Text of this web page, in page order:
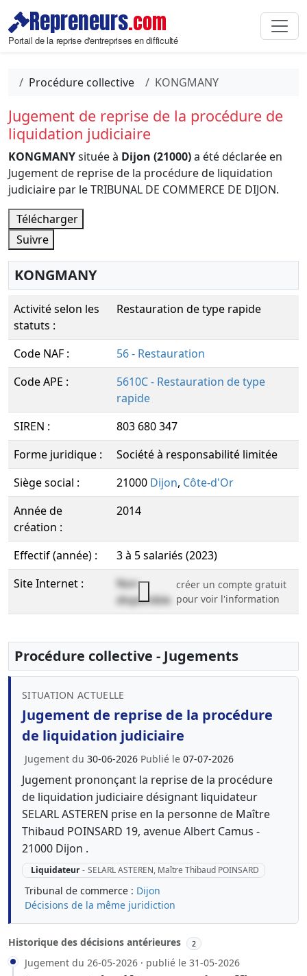
Repreneurs.com
Portail de la reprise d'entreprises en difficulté
Procédure collective KONGMANY
Jugement de reprise de la procédure de
liquidation judiciaire
KONGMANYsituée à Dijon (21000)a été déclarée en
Jugement de reprise de la procédure de liquidation
judiciaire par le TRIBUNAL DE COMMERCE DE DIJON.
Télécharger
Suivre
KONGMANY
Activité selon les
statuts :
Restauration de type rapide
Code NAF :
56 - Restauration
Code APE :
5610C - Restauration de type
rapide
SIREN :
803 680 347
Forme juridique :
Société à responsabilité limitée
Siège social :
21000 Dijon, Côte-d'Or
Année de
création :
2014
Effectif (année) :
3 à 5 salariés (2023)
Site Internet :
Non
disponible
créer un compte gratuit
pour voir l'information
Procédure collective - Jugements
SITUATION ACTUELLE
Jugement de reprise de la procédure
de liquidation judiciaire
Jugement du 30-06-2026 Publié le 07-07-2026
Jugement prononçant la reprise de la procédure
de liquidation judiciaire désignant liquidateur
SELARL ASTEREN prise en la personne de Maître
Thibaud POINSARD 19, avenue Albert Camus -
21000 Dijon .
Liquidateur - SELARL ASTEREN, Maître Thibaud POINSARD
Tribunal de commerce : Dijon
Décisions de la même juridiction
Historique des décisions antérieures 2
Jugement du 26-05-2026 · publié le 31-05-2026